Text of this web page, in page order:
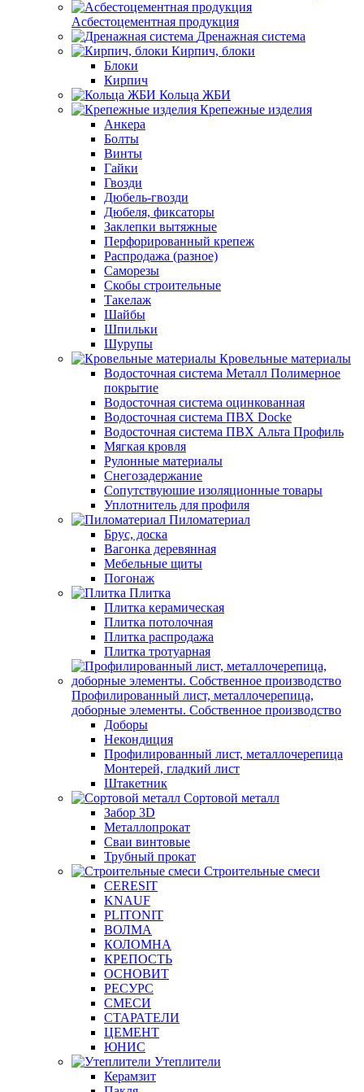
Асбестоцементная продукция
Дренажная система
Кирпич, блоки
Блоки
Кирпич
Кольца ЖБИ
Крепежные изделия
Анкера
Болты
Винты
Гайки
Гвозди
Дюбель-гвозди
Дюбеля, фиксаторы
Заклепки вытяжные
Перфорированный крепеж
Распродажа (разное)
Саморезы
Скобы строительные
Такелаж
Шайбы
Шпильки
Шурупы
Кровельные материалы
Водосточная система Металл Полимерное
покрытие
Водосточная система оцинкованная
Водосточная система ПВХ Docke
Водосточная система ПВХ Альта Профиль
Мягкая кровля
Рулонные материалы
Снегозадержание
Сопутствуюшие изоляционные товары
Уплотнитель для профиля
Пиломатериал
Брус, доска
Вагонка деревянная
Мебельные щиты
Погонаж
Плитка
Плитка керамическая
Плитка потолочная
Плитка распродажа
Плитка тротуарная
Профилированный лист, металлочерепица,
доборные элементы. Собственное производство
Доборы
Некондиция
Профилированный лист, металлочерепица
Монтерей, гладкий лист
Штакетник
Сортовой металл
Забор 3D
Металлопрокат
Сваи винтовые
Трубный прокат
Строительные смеси
CERESIT
KNAUF
PLITONIT
ВОЛМА
КОЛОМНА
КРЕПОСТЬ
ОСНОВИТ
РЕСУРС
СМЕСИ
СТАРАТЕЛИ
ЦЕМЕНТ
ЮНИС
Утеплители
Керамзит